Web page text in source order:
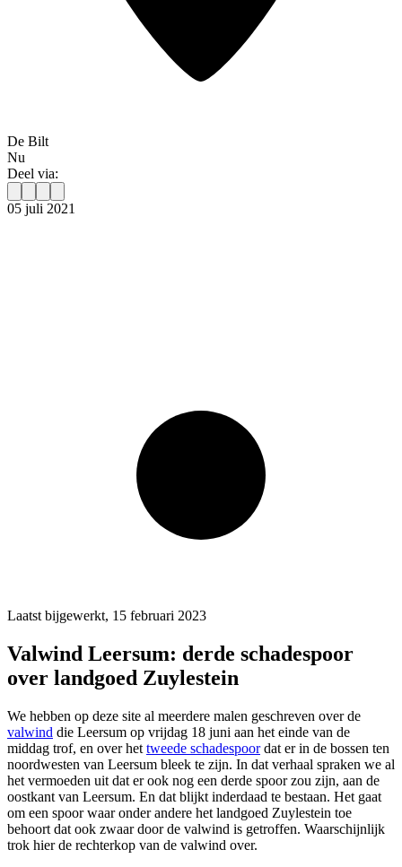
De Bilt
Nu
Deel via:
05 juli 2021
Laatst bijgewerkt, 15 februari 2023
Valwind Leersum: derde schadespoor
over landgoed Zuylestein
We hebben op deze site al meerdere malen geschreven over de
valwind die Leersum op vrijdag 18 juni aan het einde van de
middag trof, en over het tweede schadespoordat er in de bossen ten
noordwesten van Leersum bleek te zijn. In dat verhaal spraken we al
het vermoeden uit dat er ook nog een derde spoor zou zijn, aan de
oostkant van Leersum. En dat blijkt inderdaad te bestaan. Het gaat
om een spoor waar onder andere het landgoed Zuylestein toe
behoort dat ook zwaar door de valwind is getroffen. Waarschijnlijk
trok hier de rechterkop van de valwind over.